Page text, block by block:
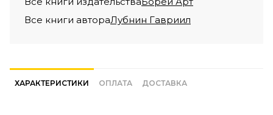
Все книги автораЛубнин Гавриил
ХАРАКТЕРИСТИКИ ОПЛАТА ДОСТАВКА